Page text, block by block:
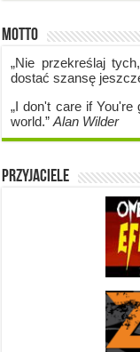
Motto
„Nie przekreślaj
dostać szansę
„I don't care if You're
world.”Alan Wilder
Przyjaciele